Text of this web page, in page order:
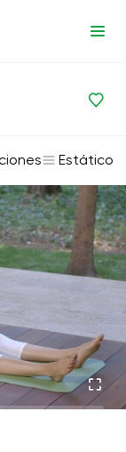
Estático